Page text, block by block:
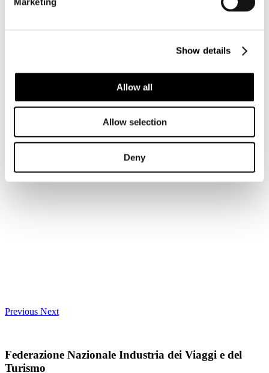
Show details
Allow all
Allow selection
Deny
Ricordami
Login
Risparmia con le nostre convenzioni
Previous Next
Federazione Nazionale Industria dei Viaggi e del
Turismo